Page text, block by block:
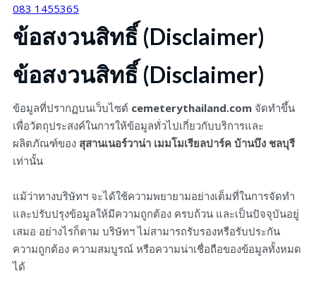
083 1455365
ข้อสงวนสิทธิ์ (Disclaimer)
ข้อสงวนสิทธิ์ (Disclaimer)
ข้อมูลที่ปรากฏบนเว็บไซต์ cemeterythailand.com จัดทำขึ้น
เพื่อวัตถุประสงค์ในการให้ข้อมูลทั่วไปเกี่ยวกับบริการและ
ผลิตภัณฑ์ของ สุสานเนอร์วาน่า เมมโมเรียลปาร์ค บ้านบึง ชลบุรี
เท่านั้น
แม้ว่าทางบริษัทฯ จะได้ใช้ความพยายามอย่างเต็มที่ในการจัดทำ
และปรับปรุงข้อมูลให้มีความถูกต้อง ครบถ้วน และเป็นปัจจุบันอยู่
เสมอ อย่างไรก็ตาม บริษัทฯ ไม่สามารถรับรองหรือรับประกัน
ความถูกต้อง ความสมบูรณ์ หรือความน่าเชื่อถือของข้อมูลทั้งหมด
ได้